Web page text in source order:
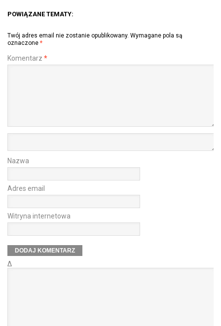
POWIĄZANE TEMATY:
Twój adres email nie zostanie opublikowany. Wymagane pola są
oznaczone *
Komentarz *
Nazwa
Adres email
Witryna internetowa
Δ